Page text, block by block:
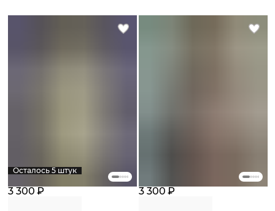
Осталось 5 штук
3 300 ₽ 3 300 ₽